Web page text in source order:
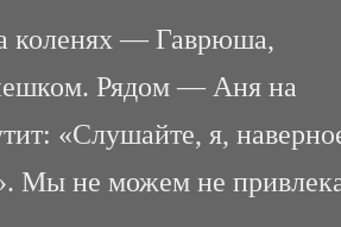
коленях — Гаврюша,
Рядом — Аня на
«Слушайте, я,
Мы не можем не